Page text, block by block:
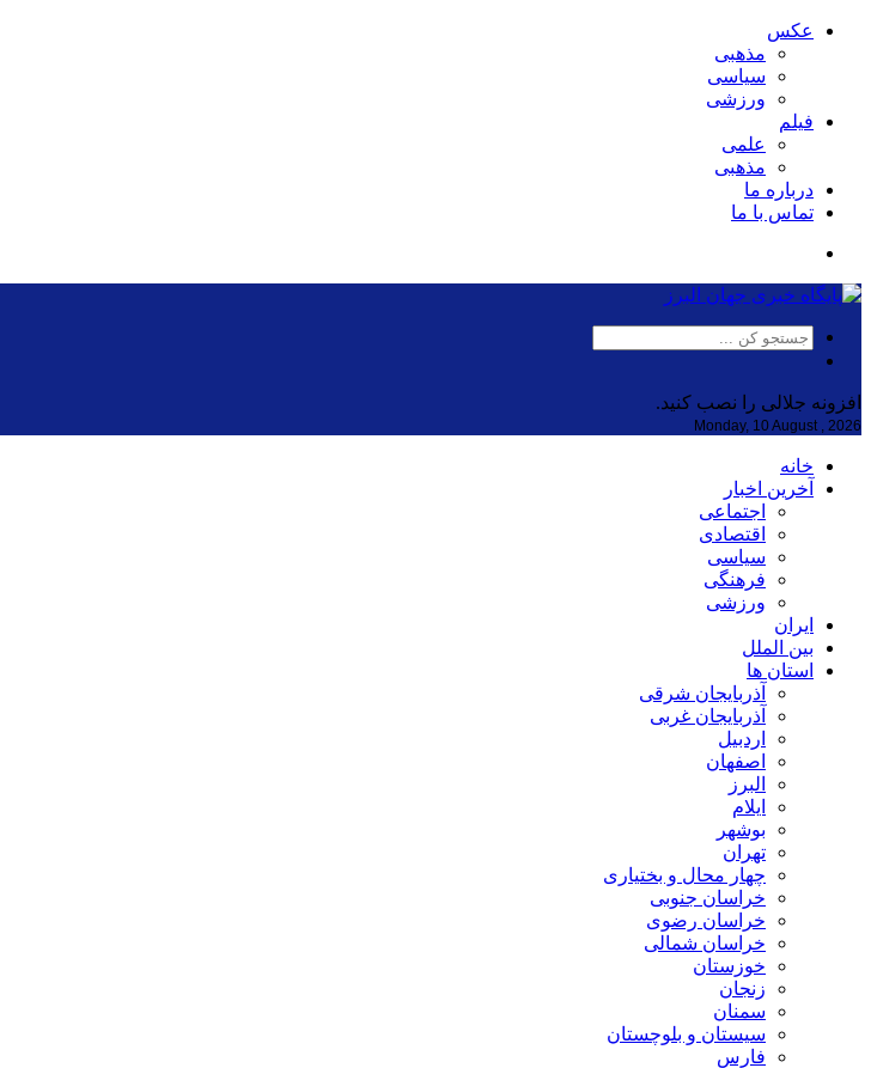
عکس
مذهبی
سیاسی
ورزشی
فیلم
علمی
مذهبی
درباره ما
تماس با ما
افزونه جلالی را نصب کنید.
Monday, 10 August , 2026
خانه
آخرین اخبار
اجتماعی
اقتصادی
سیاسی
فرهنگی
ورزشی
ایران
بین الملل
استان ها
آذربایجان شرقی
آذربایجان غربی
اردبیل
اصفهان
البرز
ایلام
بوشهر
تهران
چهار محال و بختیاری
خراسان جنوبی
خراسان رضوی
خراسان شمالی
خوزستان
زنجان
سمنان
سیستان و بلوچستان
فارس